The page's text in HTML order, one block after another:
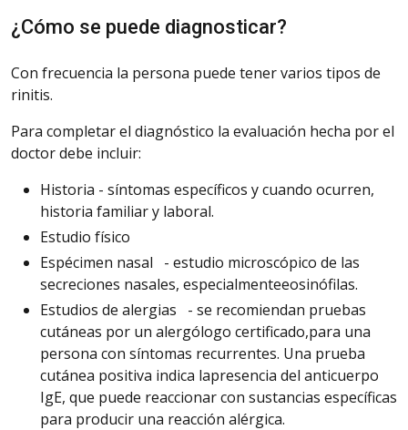
¿Cómo se puede diagnosticar?
Con frecuencia la persona puede tener varios tipos de
rinitis.
Para completar el diagnóstico la evaluación hecha por el
doctor debe incluir:
Historia - síntomas específicos y cuando ocurren,
historia familiar y laboral.
Estudio físico
Espécimen nasal
- estudio microscópico de las
secreciones nasales, especialmenteeosinófilas.
Estudios de alergias
- se recomiendan pruebas
cutáneas por un alergólogo certificado,para una
persona con síntomas recurrentes. Una prueba
cutánea positiva indica lapresencia del anticuerpo
IgE, que puede reaccionar con sustancias específicas
para producir una reacción alérgica.